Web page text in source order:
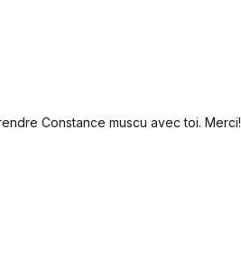
Constance muscu avec toi. Merci!